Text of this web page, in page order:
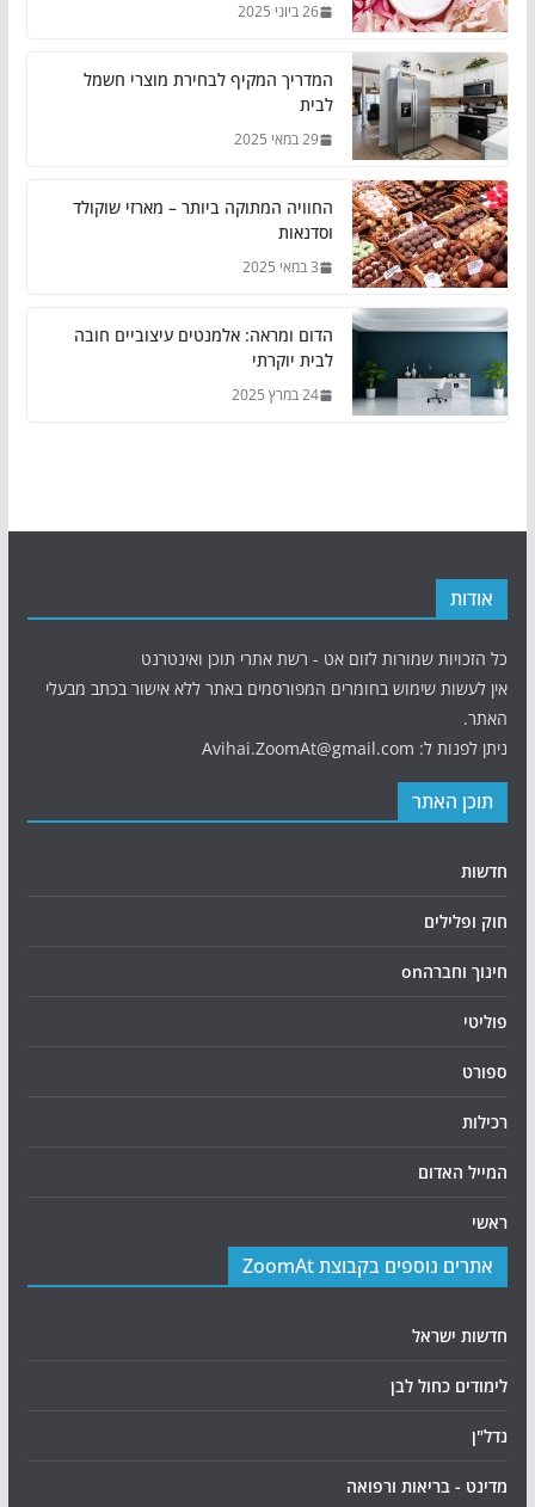
26 ביוני 2025
המדריך המקיף לבחירת מוצרי חשמל
לבית
29 במאי 2025
החוויה המתוקה ביותר – מארזי שוקולד
וסדנאות
3 במאי 2025
הדום ומראה: אלמנטים עיצוביים חובה
לבית יוקרתי
24 במרץ 2025
אודות
כל הזכויות שמורות לזום אט - רשת אתרי תוכן ואינטרנט
אין לעשות שימוש בחומרים המפורסמים באתר ללא אישור בכתב מבעלי
האתר.
ניתן לפנות ל: Avihai.ZoomAt@gmail.com
תוכן האתר
חדשות
חוק ופלילים
חינוך וחברהon
פוליטי
ספורט
רכילות
המייל האדום
ראשי
אתרים נוספים בקבוצת ZoomAt
חדשות ישראל
לימודים כחול לבן
נדל"ן
מדינט - בריאות ורפואה